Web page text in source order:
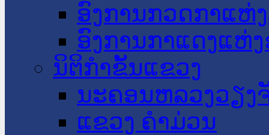
ອົງການກວດກາແຫ່
ອົງການກາແດງແຫ່
ນິຕິກໍາຂັ້ນແຂວງ
ນະ​ຄອນ​ຫລວງວຽງ
ແຂວງ ຄໍາມ່ວນ